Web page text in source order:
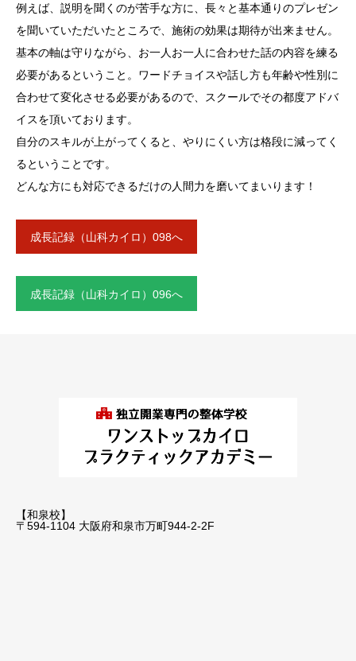
例えば、説明を聞くのが苦手な方に、長々と基本通りのプレゼン
を聞いていただいたところで、施術の効果は期待が出来ません。
基本の軸は守りながら、お一人お一人に合わせた話の内容を練る
必要があるということ。ワードチョイスや話し方も年齢や性別に
合わせて変化させる必要があるので、スクールでその都度アドバ
イスを頂いております。
自分のスキルが上がってくると、やりにくい方は格段に減ってく
るということです。
どんな方にも対応できるだけの人間力を磨いてまいります！
成長記録（山科カイロ）098へ
成長記録（山科カイロ）096へ
【和泉校】
〒594-1104 大阪府和泉市万町944-2-2F